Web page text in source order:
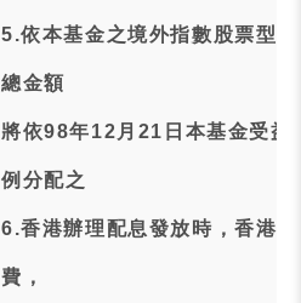
5.依本基金之境外指數股票型
總金額
將依98年12月21日本基金受益
例分配之
6.香港辦理配息發放時，香港
費，